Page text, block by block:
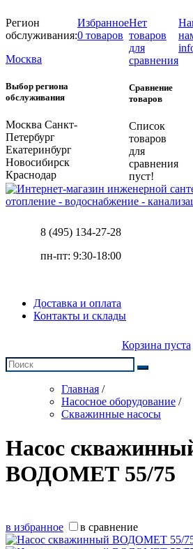
Регион
обслуживания:
Москва
Выбор региона
обслуживания
Москва Санкт-
Петербург
Екатеринбург
Новосибирск
Краснодар
Избранное
0 товаров
Нет
товаров
для
сравнения
Сравнение
товаров
Список
товаров
для
сравнения
пуст!
отопление - водоснабжение -
8 (495) 134-27-28
пн-пт: 9:30-18:00
Доставка и оплата
Контакты и склады
Корзина пуста
Главная /
Насосное оборудование /
Скважинные насосы
Насос
ВОДОМЕТ 55/75
в избранное в сравнение